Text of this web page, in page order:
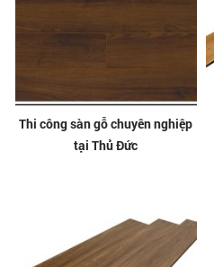
Thi công sàn gỗ chuyên nghiệp
tại Thủ Đức